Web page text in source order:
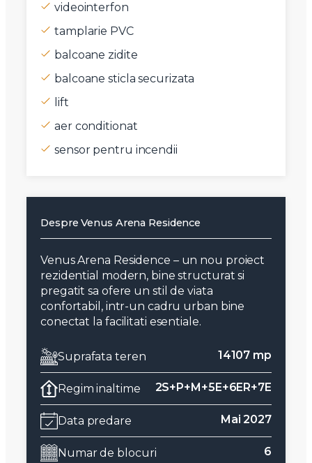
videointerfon
tamplarie PVC
balcoane zidite
balcoane sticla securizata
lift
aer conditionat
sensor pentru incendii
Despre Venus Arena Residence
Venus Arena Residence – un nou proiect
rezidential modern, bine structurat si
pregatit sa ofere un stil de viata
confortabil, intr-un cadru urban bine
conectat la facilitati esentiale.
Suprafata teren 14107 mp
Regim inaltime 2S+P+M+5E+6ER+7E
Data predare Mai 2027
Numar de blocuri 6